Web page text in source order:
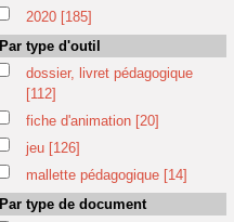
2020 [185]
Par type d'outil
dossier, livret pédagogique
[112]
fiche d'animation [20]
jeu [126]
mallette pédagogique [14]
Par type de document